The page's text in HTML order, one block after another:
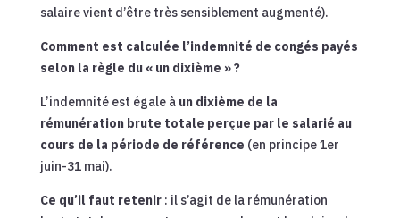
salaire vient d’être très sensiblement augmenté).
Comment est calculée l’indemnité de congés payés
selon la règle du « un dixième » ?
L’indemnité est égale à un dixième de la
rémunération brute totale perçue par le salarié au
cours de la période de référence (en principe 1er
juin-31 mai).
Ce qu’il faut retenir: il s’agit de la rémunération